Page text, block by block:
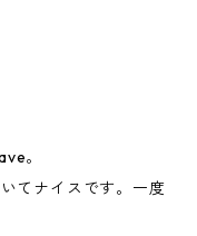
。
てナイスです。一度